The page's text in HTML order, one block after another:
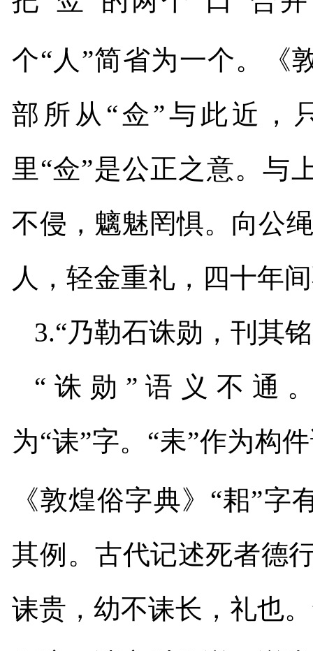
个“人”简省为一个。《
部所从“佥”与此近，
里“佥”是公正之意。与
不侵，魑魅罔惧。向公
人，轻金重礼，四十年
3.“乃勒石诛勋，刊其
“诛勋 ” 语义不通
为“诔”字。“耒”作为构
《敦煌俗字典》“耜”字
其例。古代记述死者德
诔贵，幼不诔长，礼也